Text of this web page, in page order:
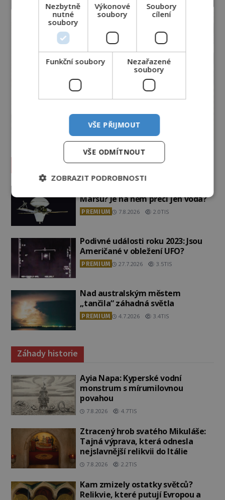
Vesmír a technologie
Marsu? Je na něm přeci jen voda?
PREMIUM 7.8.2026 2.0TIS
Podivné události roku 2023: Jsou
Američané v obležení UFO?
PREMIUM 27.7.2026 3.5TIS
Nad australským městem
„tančila“ záhadná světla
PREMIUM 4.7.2026 3.4TIS
Záhady historie
Ayia Napa: Kyperské vodní
monstrum s mírumilovnou
povahou
7.8.2026 4.7TIS
Ztracený hrob svatého Mikuláše:
Tajná výprava, která odnesla
nejslavnější relikvii do Itálie
7.8.2026 2.2TIS
Kam zmizely ostatky světců?
Relikvie, které putují Evropou a
Nezbytně
nutné
soubory
Výkonové
soubory
Soubory
cílení
Funkční soubory
Nezařazené
soubory
VŠE PŘIJMOUT
VŠE ODMÍTNOUT
ZOBRAZIT PODROBNOSTI